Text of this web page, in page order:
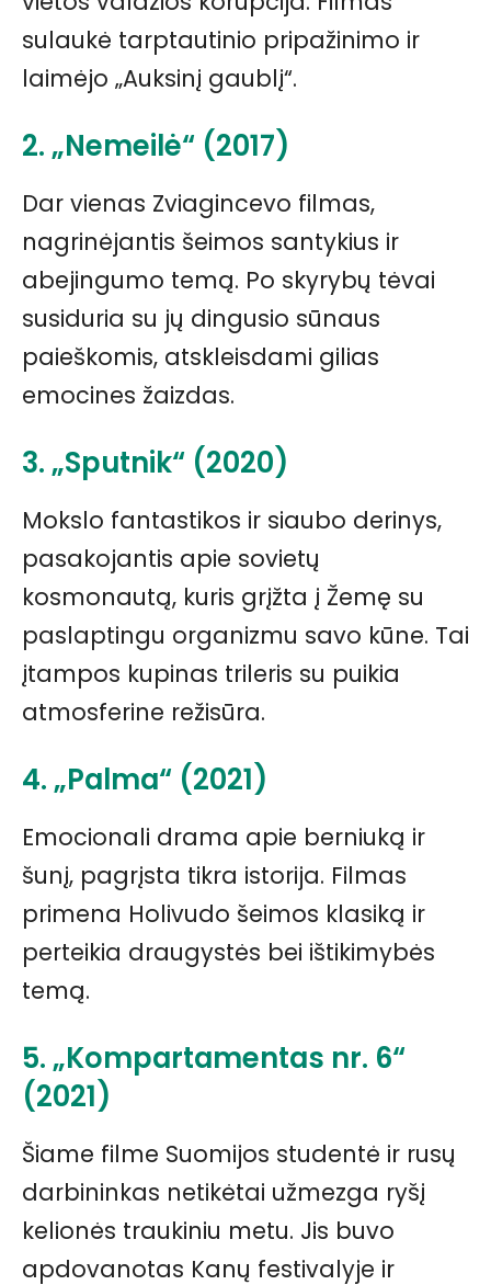
sulaukė tarptautinio pripažinimo ir
laimėjo „Auksinį gaublį“.
2. „Nemeilė“ (2017)
Dar vienas Zviagincevo filmas,
nagrinėjantis šeimos santykius ir
abejingumo temą. Po skyrybų tėvai
susiduria su jų dingusio sūnaus
paieškomis, atskleisdami gilias
emocines žaizdas.
3. „Sputnik“ (2020)
Mokslo fantastikos ir siaubo derinys,
pasakojantis apie sovietų
kosmonautą, kuris grįžta į Žemę su
paslaptingu organizmu savo kūne. Tai
įtampos kupinas trileris su puikia
atmosferine režisūra.
4. „Palma“ (2021)
Emocionali drama apie berniuką ir
šunį, pagrįsta tikra istorija. Filmas
primena Holivudo šeimos klasiką ir
perteikia draugystės bei ištikimybės
temą.
5. „Kompartamentas nr. 6“
(2021)
Šiame filme Suomijos studentė ir rusų
darbininkas netikėtai užmezga ryšį
kelionės traukiniu metu. Jis buvo
apdovanotas Kanų festivalyje ir